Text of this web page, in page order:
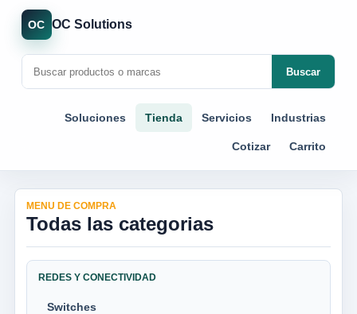
OC OC Solutions
Buscar
Soluciones Tienda Servicios Industrias
Cotizar Carrito
MENU DE COMPRA
Todas las categorias
REDES Y CONECTIVIDAD
Switches